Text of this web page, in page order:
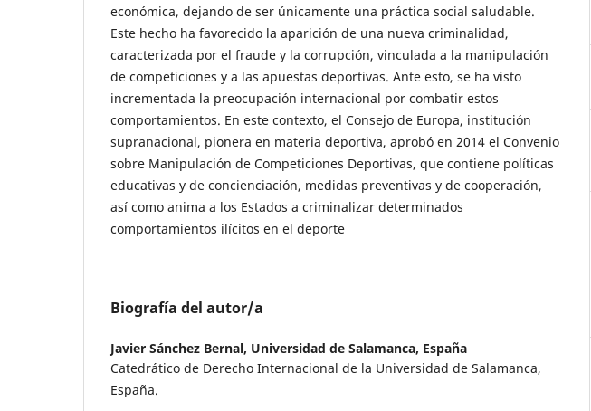
económica, dejando de ser únicamente una práctica social saludable.
Este hecho ha favorecido la aparición de una nueva criminalidad,
caracterizada por el fraude y la corrupción, vinculada a la manipulación
de competiciones y a las apuestas deportivas. Ante esto, se ha visto
incrementada la preocupación internacional por combatir estos
comportamientos. En este contexto, el Consejo de Europa, institución
supranacional, pionera en materia deportiva, aprobó en 2014 el Convenio
sobre Manipulación de Competiciones Deportivas, que contiene políticas
educativas y de concienciación, medidas preventivas y de cooperación,
así como anima a los Estados a criminalizar determinados
comportamientos ilícitos en el deporte
Biografía del autor/a
Javier Sánchez Bernal, Universidad de Salamanca, España
Catedrático de Derecho Internacional de la Universidad de Salamanca,
España.